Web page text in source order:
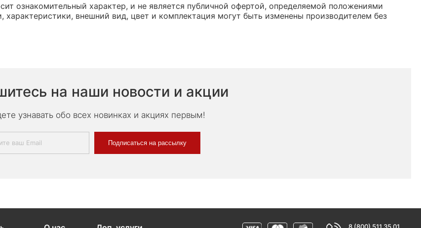
ознакомительный характер, и не является публичной офертой, определяемой положениями
внешний вид, цвет и комплектация могут быть изменены производителем без
на наши новости и акции
узнавать обо всех новинках и акциях первым!
Подписаться на рассылку
8 (800) 511 35 01